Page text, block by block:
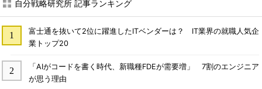
自分戦略研究所 記事ランキング
富士通を抜いて2位に躍進したITベンダーは？ IT業界の就職人気企
業トップ20
「AIがコードを書く時代、新職種FDEが需要増」 7割のエンジニア
が思う理由